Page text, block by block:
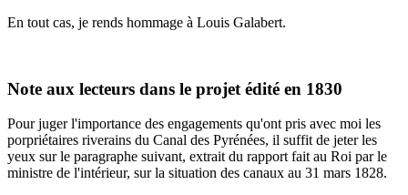
En tout cas, je rends hommage à Louis Galabert.
Note aux lecteurs dans le projet édité en 1830
Pour juger l'importance des engagements qu'ont pris avec moi les
porpriétaires riverains du Canal des Pyrénées, il suffit de jeter les
yeux sur le paragraphe suivant, extrait du rapport fait au Roi par le
ministre de l'intérieur, sur la situation des canaux au 31 mars 1828.